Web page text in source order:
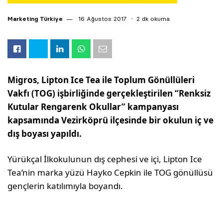
Marketing Türkiye 16 Ağustos 2017 2 dk okuma
Migros, Lipton Ice Tea ile Toplum Gönüllüleri
Vakfı (TOG) işbirliğinde gerçekleştirilen “Renksiz
Kutular Rengarenk Okullar” kampanyası
kapsamında Vezirköprü ilçesinde bir okulun iç ve
dış boyası yapıldı.
Yürükçal İlkokulunun dış cephesi ve içi, Lipton Ice
Tea’nin marka yüzü Hayko Cepkin ile TOG gönüllüsü
gençlerin katılımıyla boyandı.